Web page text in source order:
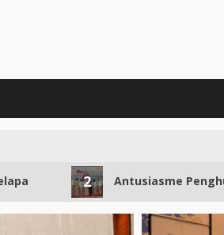
Antusiasme Penghuni dan Komunitas